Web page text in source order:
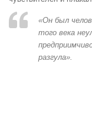
«Он был
того века
разгула».